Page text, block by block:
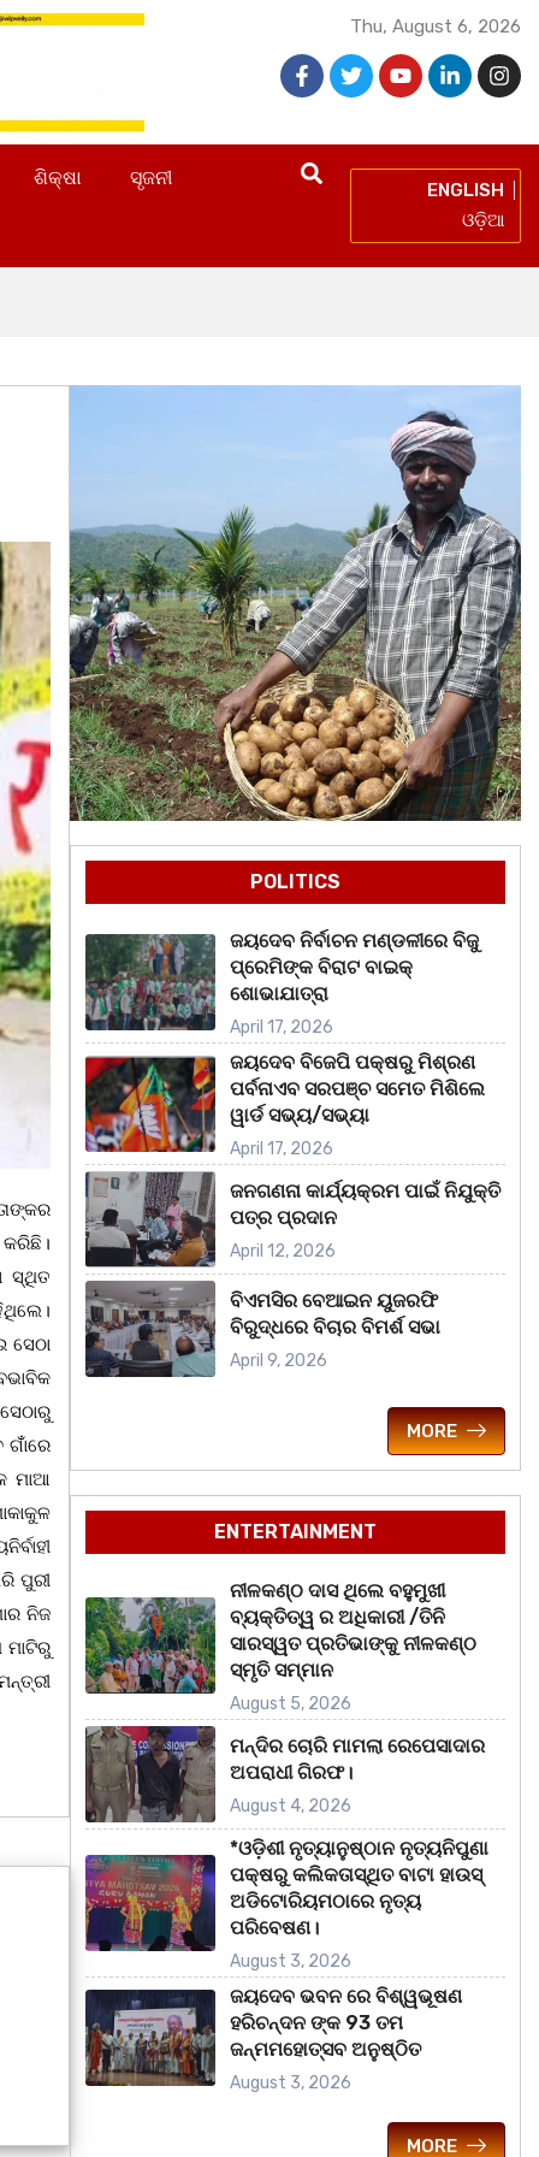
Thu, August 6, 2026
ଶିକ୍ଷା ସୃଜନୀ
ENGLISH
ଓଡ଼ିଆ
ସ୍ଥିତ
ଗାଁଁରେ
ମାଆ
ପୁରୀ
ନିଜ
POLITICS
ଜୟଦେବ ନିର୍ବାଚନ ମଣ୍ଡଳୀରେ ବିଜୁ
ପ୍ରେମିଙ୍କ ବିରାଟ ବାଇକ୍
ଶୋଭାଯାତ୍ରା
April 17, 2026
ଜୟଦେବ ବିଜେପି ପକ୍ଷରୁ ମିଶ୍ରଣ
ପର୍ବନାଏବ ସରପଞ୍ଚ ସମେତ ମିଶିଲେ
ୱାର୍ଡ ସଭ୍ୟ/ସଭ୍ୟା
April 17, 2026
ଜନଗଣନା କାର୍ଯ୍ୟକ୍ରମ ପାଇଁ ନିଯୁକ୍ତି
ପତ୍ର ପ୍ରଦାନ
April 12, 2026
ବିଏମସିର ବେଆଇନ ୟୁଜରଫି
ବିରୁଦ୍ଧରେ ବିଚାର ବିମର୍ଶ ସଭା
April 9, 2026
MORE
ENTERTAINMENT
ନୀଳକଣ୍ଠ ଦାସ ଥିଲେ ବହୁମୁଖୀ
ବ୍ୟକ୍ତିତ୍ୱ ର ଅଧିକାରୀ /ତିନି
ସାରସ୍ୱତ ପ୍ରତିଭାଙ୍କୁ ନୀଳକଣ୍ଠ
ସ୍ମୃତି ସମ୍ମାନ
August 5, 2026
ମନ୍ଦିର ଚୋରି ମାମଲା ରେପେସାଦାର
ଅପରାଧୀ ଗିରଫ।
August 4, 2026
*ଓଡ଼ିଶୀ ନୃତ୍ୟାନୁଷ୍ଠାନ ନୃତ୍ୟନିପୁଣା
ପକ୍ଷରୁ କଲିକତାସ୍ଥିତ ବାଟା ହାଉସ୍
ଅଡିଟୋରିୟମଠାରେ ନୃତ୍ୟ
ପରିବେଷଣ।
August 3, 2026
ଜୟଦେବ ଭବନ ରେ ବିଶ୍ୱଭୂଷଣ
ହରିଚନ୍ଦନ ଙ୍କ 93 ତମ
ଜନ୍ମମହୋତ୍ସବ ଅନୁଷ୍ଠିତ
August 3, 2026
MORE